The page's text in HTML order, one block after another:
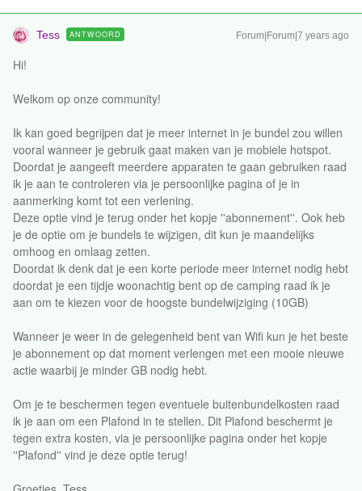
Tess ANTWOORD Forum|Forum|7 years ago
Hi!
Welkom op onze community!
Ik kan goed begrijpen dat je meer internet in je bundel zou willen
vooral wanneer je gebruik gaat maken van je mobiele hotspot.
Doordat je aangeeft meerdere apparaten te gaan gebruiken raad
ik je aan te controleren via je persoonlijke pagina of je in
aanmerking komt tot een verlening.
Deze optie vind je terug onder het kopje ''abonnement''. Ook heb
je de optie om je bundels te wijzigen, dit kun je maandelijks
omhoog en omlaag zetten.
Doordat ik denk dat je een korte periode meer internet nodig hebt
doordat je een tijdje woonachtig bent op de camping raad ik je
aan om te kiezen voor de hoogste bundelwijziging (10GB)
Wanneer je weer in de gelegenheid bent van Wifi kun je het beste
je abonnement op dat moment verlengen met een mooie nieuwe
actie waarbij je minder GB nodig hebt.
Om je te beschermen tegen eventuele buitenbundelkosten raad
ik je aan om een Plafond in te stellen. Dit Plafond beschermt je
tegen extra kosten, via je persoonlijke pagina onder het kopje
''Plafond'' vind je deze optie terug!